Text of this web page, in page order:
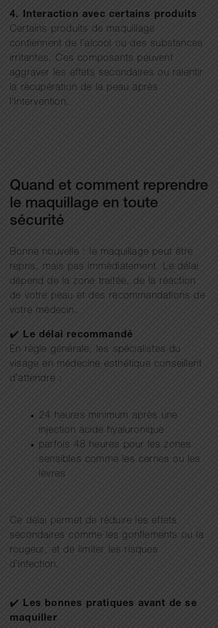
4. Interaction avec certains produits
Certains produits de maquillage
contiennent de l’alcool ou des substances
irritantes. Ces composants peuvent
aggraver les effets secondaires ou ralentir
la récupération de la peau après
l’intervention.
Quand et comment reprendre
le maquillage en toute
sécurité
Bonne nouvelle : le maquillage peut être
repris, mais pas immédiatement. Le délai
dépend de la zone traitée, de la réaction
de votre peau et des recommandations de
votre médecin.
✔️ Le délai recommandé
En règle générale, les spécialistes du
visage en médecine esthétique conseillent
d’attendre :
24 heures minimum après une
injection acide hyaluronique
parfois 48 heures pour les zones
sensibles comme les cernes ou les
lèvres
Ce délai permet de réduire les effets
secondaires comme les gonflements ou la
rougeur, et de limiter les risques
d’infection.
✔️ Les bonnes pratiques avant de se
maquiller